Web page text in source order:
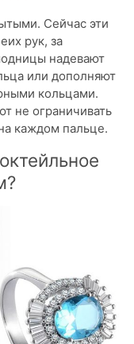
Сейчас эти
рук, за
надевают
или дополняют
кольцами.
не ограничивать
каждом пальце.